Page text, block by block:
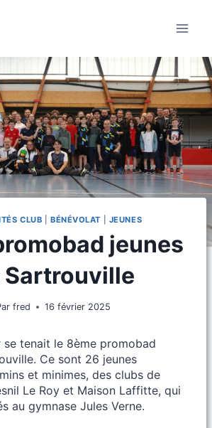
CLUB BÉNÉVOLAT JEUNES
jeunes
Sartrouville
fred 16 février 2025
se tenait le 8ème promobad
Ce sont 26 jeunes
et minimes, des clubs de
Le Roy et Maison Laffitte, qui
au gymnase Jules Verne.